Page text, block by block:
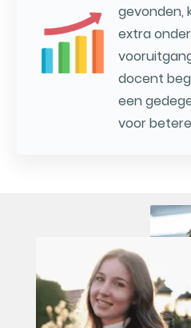
gevonden,
extra
docent
een
voor